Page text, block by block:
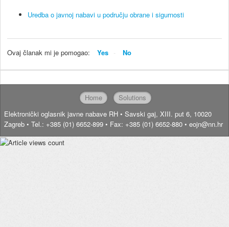
Uredba o javnoj nabavi u području obrane i sigurnosti
Ovaj članak mi je pomogao: Yes No
Home
Solutions
Elektronički oglasnik javne nabave RH • Savski gaj, XIII. put 6, 10020
Zagreb • Tel.: +385 (01) 6652-899 • Fax: +385 (01) 6652-880 • eojn@nn.hr